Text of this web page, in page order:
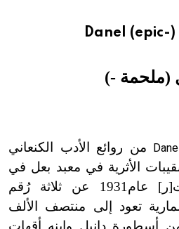
تطلق موسوعات جديدة في عام 2026
Danel (epic-
(ملحمة -)
Danel
من روائع الأدب الكنعاني
الأثرية في معبد بعل في
عام
1931 عن ثلاثة رُقم
تعود إلى منتصف الألف
أسطورة دانيل وابنه أقهات